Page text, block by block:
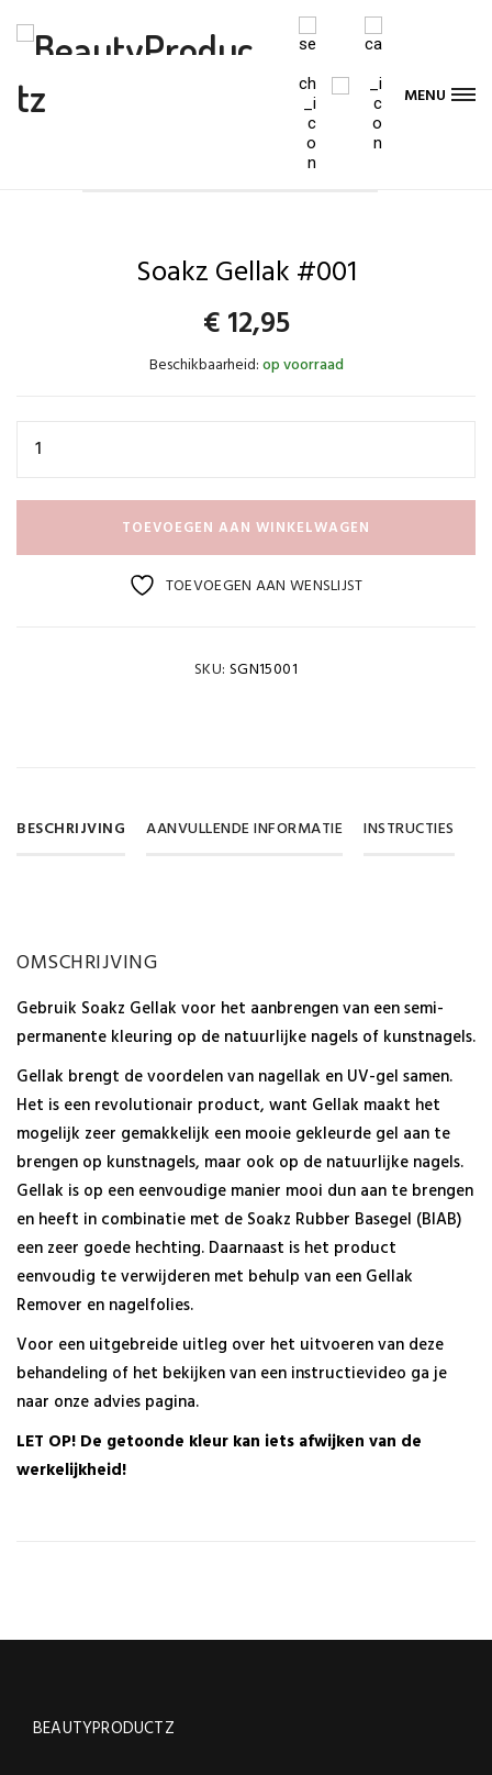
MENU
Soakz Gellak #001
€12,95
Beschikbaarheid:op voorraad
TOEVOEGEN AAN WINKELWAGEN
TOEVOEGEN AAN WENSLIJST
SKU: SGN15001
BESCHRIJVING AANVULLENDE INFORMATIE INSTRUCTIES
OMSCHRIJVING
Gebruik Soakz Gellak voor het aanbrengen van een semi-
permanente kleuring op de natuurlijke nagels of kunstnagels.
Gellak brengt de voordelen van nagellak en UV-gel samen.
Het is een revolutionair product, want Gellak maakt het
mogelijk zeer gemakkelijk een mooie gekleurde gel aan te
brengen op kunstnagels, maar ook op de natuurlijke nagels.
Gellak is op een eenvoudige manier mooi dun aan te brengen
en heeft in combinatie met de Soakz Rubber Basegel (BIAB)
een zeer goede hechting. Daarnaast is het product
eenvoudig te verwijderen met behulp van een Gellak
Remover en nagelfolies.
Voor een uitgebreide uitleg over het uitvoeren van deze
behandeling of het bekijken van een instructievideo ga je
naar onze advies pagina.
LET OP! De getoonde kleur kan iets afwijken van de
werkelijkheid!
SKU
stuks
DOWNLOAD PDF
BEAUTYPRODUCTZ